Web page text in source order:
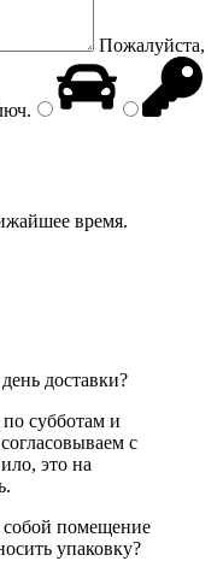
Пожалуйста,
.
время.
доставки?
субботам и
с
это на
помещение
упаковку?